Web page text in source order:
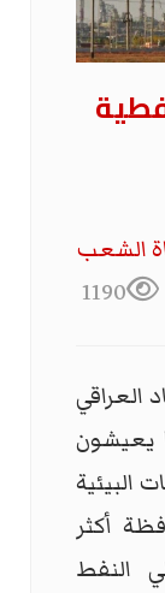
الشعب
1190
العراقي
يعيشون
البيئية
أكثر
النفط